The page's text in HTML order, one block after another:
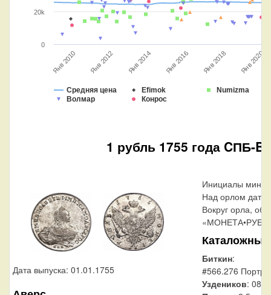
Средняя цена Efimok
Numizma
Волмар
Конрос
Янв 2010 Янв 2012 Янв 2014 Янв 2016 Янв 2018 Янв 2020
0
20k
1 рубль 1755 года CПБ-
Дата выпуска: 01.01.1755
Инициалы
Над орлом дата
Вокруг орла,
Биткин:
#566.276
Уздеников: 0875